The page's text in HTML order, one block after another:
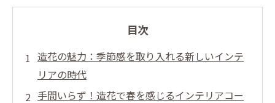
目次
造花の魅力：季節感を取り入れる新しいインテ
リアの時代
手間いらず！造花で春を感じるインテリアコー